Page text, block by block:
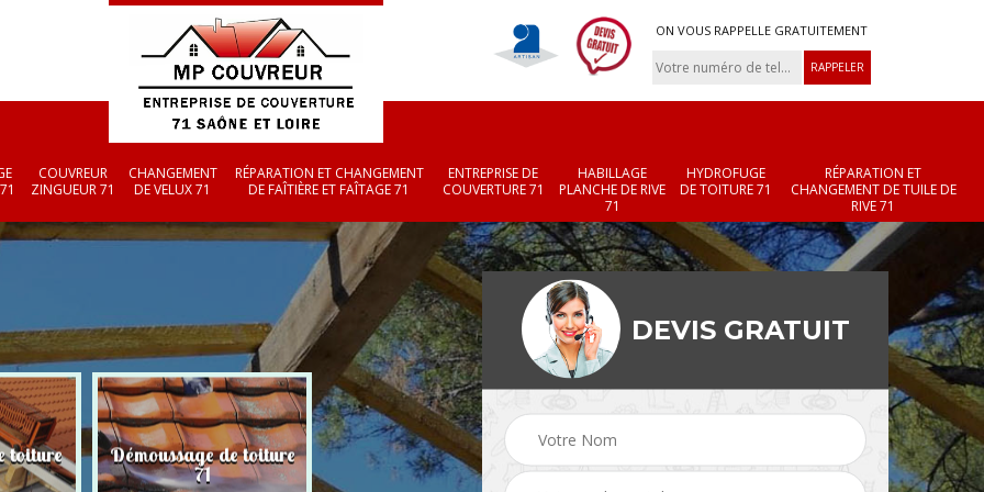
ON VOUS RAPPELLE GRATUITEMENT
COUVREUR
ZINGUEUR 71
CHANGEMENT
DE VELUX 71
RÉPARATION ET CHANGEMENT
DE FAÎTIÈRE ET FAÎTAGE 71
ENTREPRISE DE
COUVERTURE 71
HABILLAGE
PLANCHE DE RIVE
71
HYDROFUGE
DE TOITURE 71
RÉPARATION ET
CHANGEMENT DE TUILE DE
RIVE 71
toiture Démoussage de toiture
71 Couvreur zingueur 71 Changement de velux
71
Réparation et
changement de
et faîtage 71
DEVIS GRATUIT